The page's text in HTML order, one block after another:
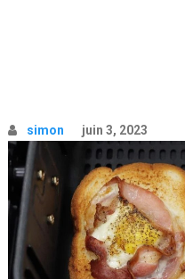
simon juin 3, 2023